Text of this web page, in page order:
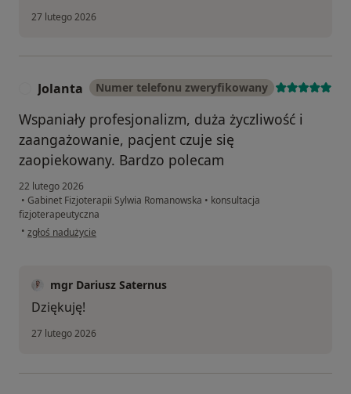
27 lutego 2026
Jolanta Numer telefonu zweryfikowany
Wspaniały profesjonalizm, duża życzliwość i
zaangażowanie, pacjent czuje się
zaopiekowany. Bardzo polecam
22 lutego 2026
• Gabinet Fizjoterapii Sylwia Romanowska • konsultacja
fizjoterapeutyczna
• w opinii użytkownika Jolanta
zgłoś nadużycie
mgr Dariusz Saternus
Dziękuję!
27 lutego 2026